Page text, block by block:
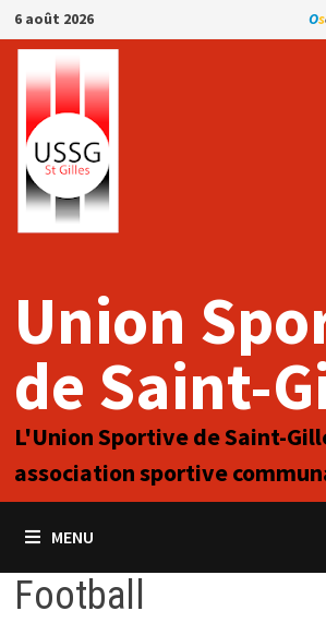
Passer
au
contenu
6 août 2026 Os
Union
de Saint-
L'Union Sportive de Saint-
association sportive
MENU
Football